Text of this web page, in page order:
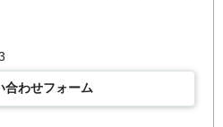
合わせフォーム